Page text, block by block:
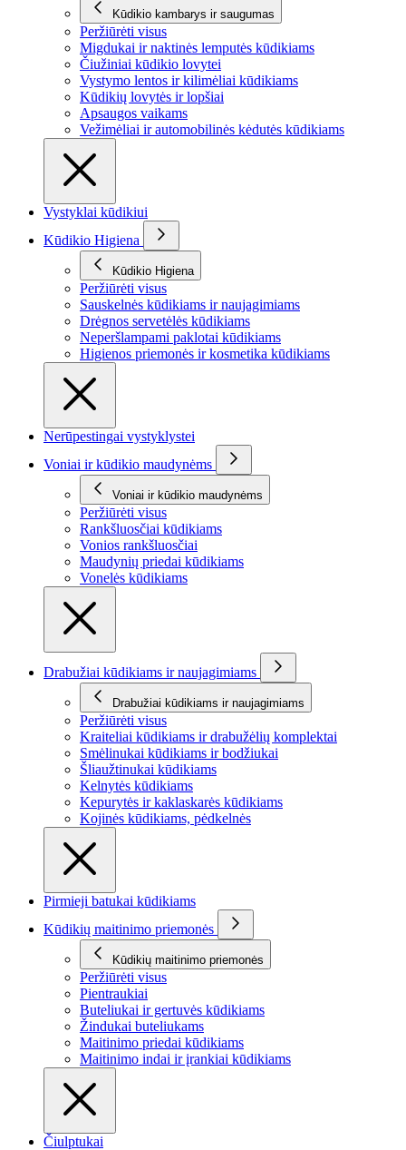
Kūdikio kambarys ir saugumas
Peržiūrėti visus
Migdukai ir naktinės lemputės kūdikiams
Čiužiniai kūdikio lovytei
Vystymo lentos ir kilimėliai kūdikiams
Kūdikių lovytės ir lopšiai
Apsaugos vaikams
Vežimėliai ir automobilinės kėdutės kūdikiams
Vystyklai kūdikiui
Kūdikio Higiena
Kūdikio Higiena
Peržiūrėti visus
Sauskelnės kūdikiams ir naujagimiams
Drėgnos servetėlės kūdikiams
Neperšlampami paklotai kūdikiams
Higienos priemonės ir kosmetika kūdikiams
Nerūpestingai vystyklystei
Voniai ir kūdikio maudynėms
Voniai ir kūdikio maudynėms
Peržiūrėti visus
Rankšluosčiai kūdikiams
Vonios rankšluosčiai
Maudynių priedai kūdikiams
Vonelės kūdikiams
Drabužiai kūdikiams ir naujagimiams
Drabužiai kūdikiams ir naujagimiams
Peržiūrėti visus
Kraiteliai kūdikiams ir drabužėlių komplektai
Smėlinukai kūdikiams ir bodžiukai
Šliaužtinukai kūdikiams
Kelnytės kūdikiams
Kepurytės ir kaklaskarės kūdikiams
Kojinės kūdikiams, pėdkelnės
Pirmieji batukai kūdikiams
Kūdikių maitinimo priemonės
Kūdikių maitinimo priemonės
Peržiūrėti visus
Pientraukiai
Buteliukai ir gertuvės kūdikiams
Žindukai buteliukams
Maitinimo priedai kūdikiams
Maitinimo indai ir įrankiai kūdikiams
Čiulptukai